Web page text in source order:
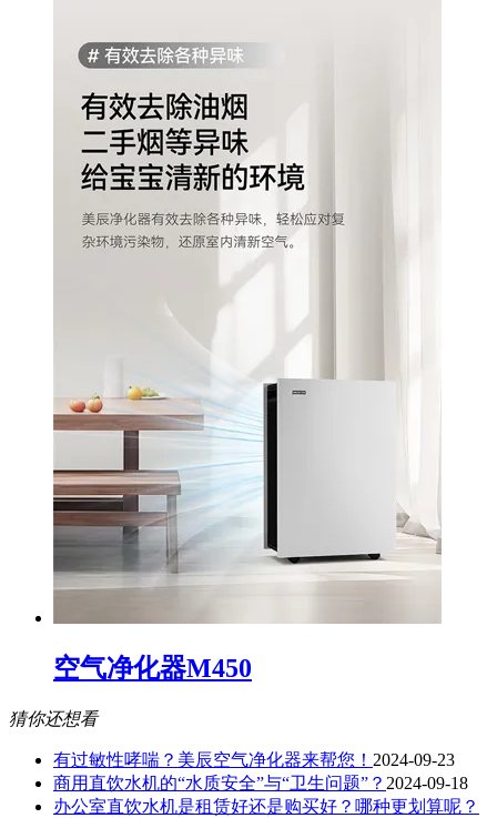
空气净化器M450
猜你还想看
有过敏性哮喘？美辰空气净化器来帮您！ 2024-09-23
商用直饮水机的“水质安全”与“卫生问题”？ 2024-09-18
办公室直饮水机是租赁好还是购买好？哪种更划算呢？